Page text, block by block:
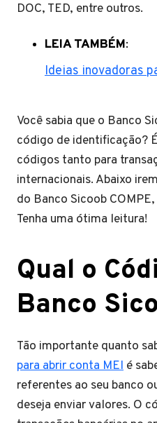
DOC, TED, entre outros.
LEIA TAMBÉM:
Ideias inovadoras
Você sabia que o Banco
código de identificação?
códigos tanto para
internacionais. Abaixo
do Banco Sicoob
Tenha uma ótima leitura!
Qual o
Banco
Tão importante quanto
para abrir conta MEI é
referentes ao seu banco
deseja enviar valores. O